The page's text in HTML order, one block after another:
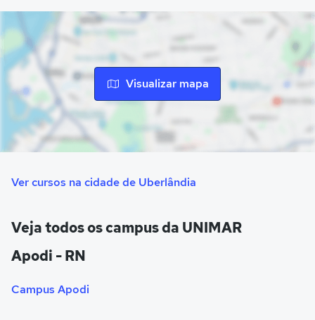
conta com o Núcleo de Apoio Fiscal (NAF), a Farmácia
Industrial e o Escritório Modelo de Arquitetura,
proporcionando atividades práticas ao longo do curso.
A biblioteca central “Zilma Parente de Barros” possui um
acervo de mais de 140 mil exemplares, entre livros físicos
e virtuais, além de 80 mil títulos. O espaço conta com
salas de leitura individual e em grupo, infraestrutura
multimídia e parceria com o Portal de Periódicos Capes,
Visualizar mapa
Ver cursos na cidade de Uberlândia
Veja todos os campus da UNIMAR
Apodi - RN
Campus Apodi